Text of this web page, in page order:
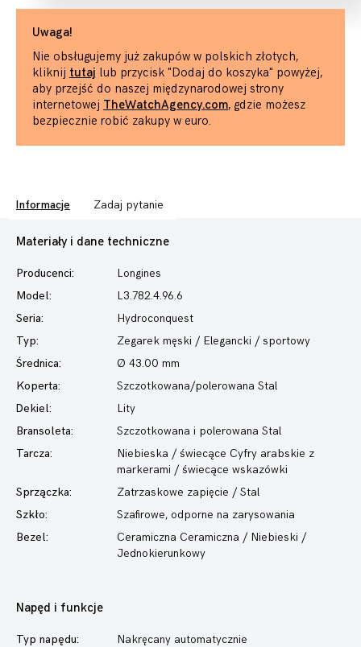
Uwaga!
Nie obsługujemy już zakupów w polskich złotych,
kliknij tutaj lub przycisk "Dodaj do koszyka" powyżej,
aby przejść do naszej międzynarodowej strony
internetowej TheWatchAgency.com, gdzie możesz
bezpiecznie robić zakupy w euro.
Informacje Zadaj pytanie
Materiały i dane techniczne
Producenci:
Longines
Model:
L3.782.4.96.6
Seria:
Hydroconquest
Typ:
Zegarek męski / Elegancki / sportowy
Średnica:
Ø 43.00 mm
Koperta:
Szczotkowana/polerowana Stal
Dekiel:
Lity
Bransoleta:
Szczotkowana i polerowana Stal
Tarcza:
Niebieska / świecące Cyfry arabskie z
markerami / świecące wskazówki
Sprzączka:
Zatrzaskowe zapięcie / Stal
Szkło:
Szafirowe, odporne na zarysowania
Bezel:
Ceramiczna Ceramiczna / Niebieski /
Jednokierunkowy
Napęd i funkcje
Typ napędu:
Nakręcany automatycznie